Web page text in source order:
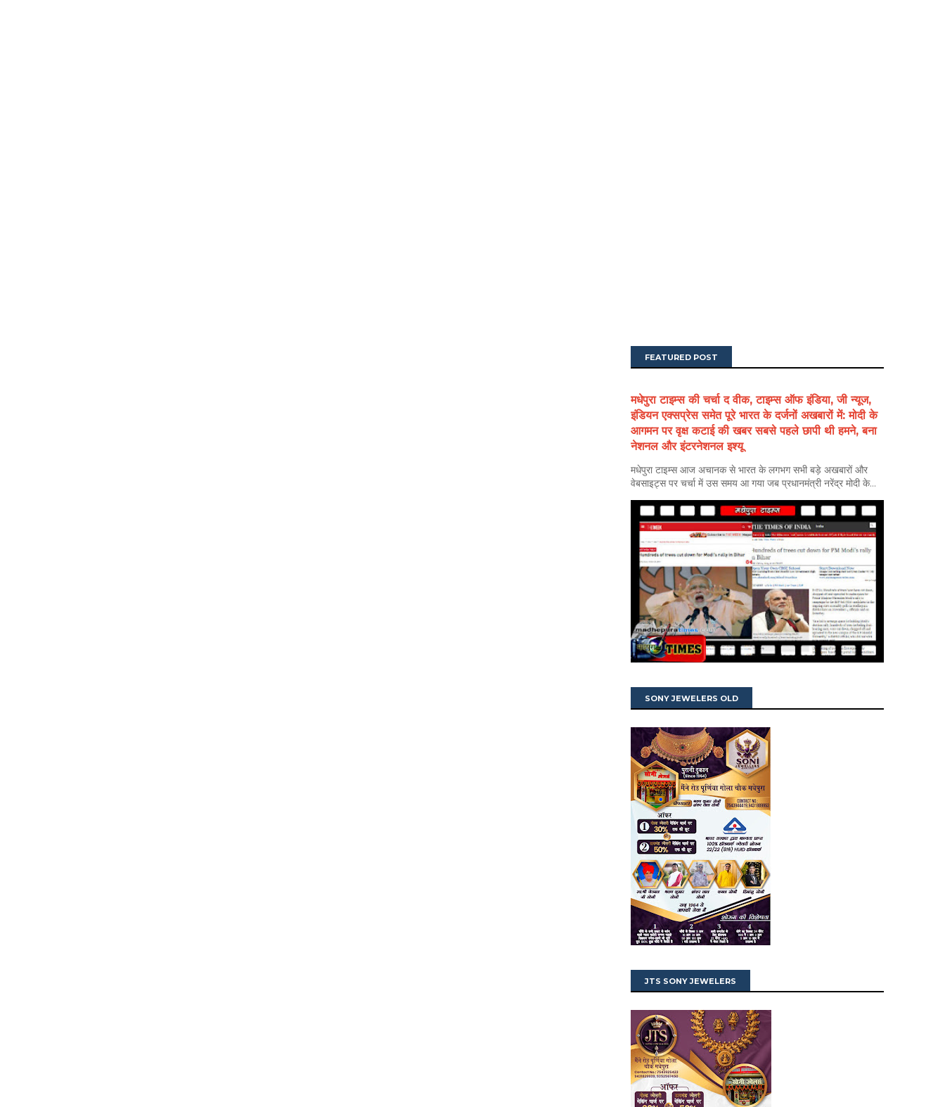
FEATURED POST
मधेपुरा टाइम्स की चर्चा द वीक, टाइम्स ऑफ इंडिया, जी न्यूज,
इंडियन एक्सप्रेस समेत पूरे भारत के दर्जनों अखबारों में: मोदी के
आगमन पर वृक्ष कटाई की खबर सबसे पहले छापी थी हमने, बना
नेशनल और इंटरनेशनल इश्यू
मधेपुरा टाइम्स आज अचानक से भारत के लगभग सभी बड़े अखबारों और
वेबसाइट्स पर चर्चा में उस समय आ गया जब प्रधानमंत्री नरेंद्र मोदी के...
SONY JEWELERS OLD
JTS SONY JEWELERS